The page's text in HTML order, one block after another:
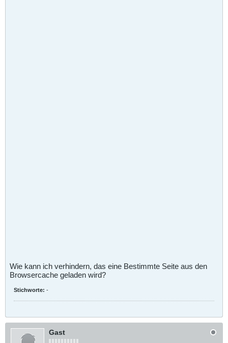
Wie kann ich verhindern, das eine Bestimmte Seite aus den
Browsercache geladen wird?
Stichworte: -
Gast